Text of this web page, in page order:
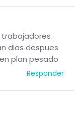
trabajadores
dias despues
plan pesado
Responder